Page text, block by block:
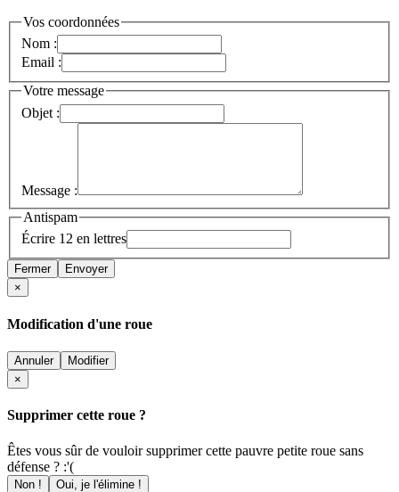
Vos coordonnées
Nom :
Email :
Votre message
Objet :
Message :
Antispam
Écrire 12 en lettres
Fermer
Envoyer
×
Modification d'une roue
Annuler
Modifier
×
Supprimer cette roue ?
Êtes vous sûr de vouloir supprimer cette pauvre petite roue sans
défense ? :'(
Non ! Oui, je l'élimine !